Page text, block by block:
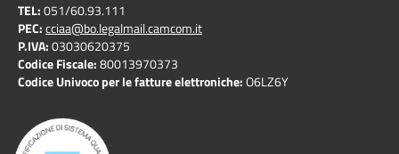
TEL:051/60.93.111
PEC:cciaa@bo.legalmail.camcom.it
P.IVA:03030620375
Codice Fiscale:80013970373
Codice Univoco per le fatture elettroniche:O6LZ6Y